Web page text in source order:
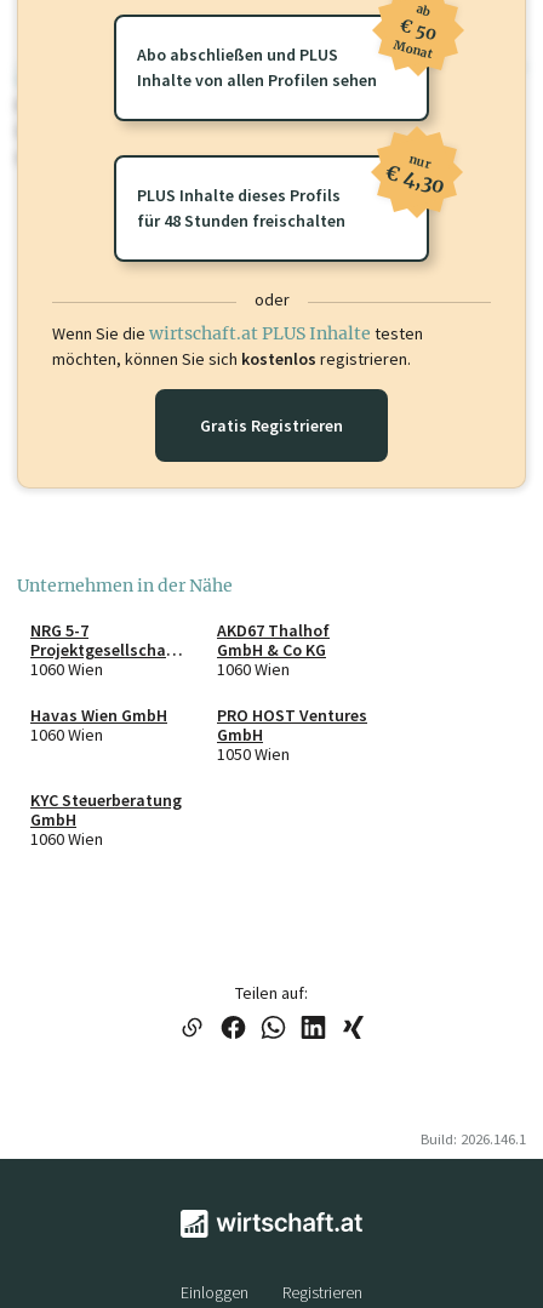
wirtschaft.at PLUS
Sie momentan nicht einsehen können. Schalten Sie dieses Profil frei
oder loggen Sie sich ein um diese Inhalte zu sehen.
Abo abschließen und PLUS
Inhalte von allen Profilen sehen
ab
€ 50
Monat
PLUS Inhalte dieses Profils
für 48 Stunden freischalten
nur
€ 4,30
oder
Wenn Sie die wirtschaft.at PLUS Inhalte testen
möchten, können Sie sich kostenlos registrieren.
Gratis Registrieren
Unternehmen in der Nähe
NRG 5-7
Projektgesellschaft
mbH
1060 Wien
AKD67 Thalhof
GmbH & Co KG
1060 Wien
Havas Wien GmbH
1060 Wien
PRO HOST Ventures
GmbH
1050 Wien
KYC Steuerberatung
GmbH
1060 Wien
Teilen auf:
Build: 2026.146.1
Einloggen Registrieren